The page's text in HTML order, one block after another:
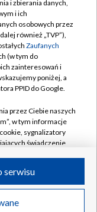
likwidacji
i zbierania danych,
i ich
osobowych przez
również „TVP”),
Zaufanych
(w tym do
zainteresowań i
poniżej, a
PPID do Google.
przez Ciebie naszych
w tym informacje
sygnalizatory
świadczenie
przez Ciebie
IP, identyfikatory
serwisu